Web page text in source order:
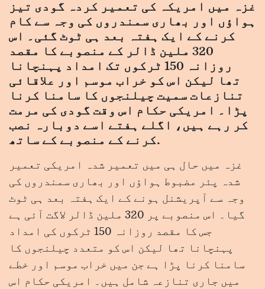
غزہ میں امریکہ کی تعمیر کردہ گودی تیز
ہواؤں اور بھاری سمندروں کی وجہ سے کام
کرنے کے ایک ہفتہ بعد ہی ٹوٹ گئی۔ اس
320 ملین ڈالر کے منصوبے کا مقصد
روزانہ 150 ٹرکوں تک امداد پہنچانا
تھا لیکن اس کو خراب موسم اور علاقائی
تنازعات سمیت چیلنجوں کا سامنا کرنا
پڑا۔ امریکی حکام اس وقت گودی کی مرمت
کر رہے ہیں، اگلے ہفتے اسے دوبارہ نصب
کرنے کے منصوبے کے ساتھ.
غزہ میں حال ہی میں تعمیر شدہ امریکی تعمیر
شدہ پئر مضبوط ہواؤں اور بھاری سمندروں کی
وجہ سے آپریشنل ہونے کے ایک ہفتہ بعد ہی ٹوٹ
گیا۔ اس منصوبے پر 320 ملین ڈالر لاگت آئی ہے
جس کا مقصد روزانہ 150 ٹرکوں کی امداد
پہنچانا تھا لیکن اس کو متعدد چیلنجوں کا
سامنا کرنا پڑا ہے جن میں خراب موسم اور خطے
میں جاری تنازعہ شامل ہیں۔ امریکی حکام اس